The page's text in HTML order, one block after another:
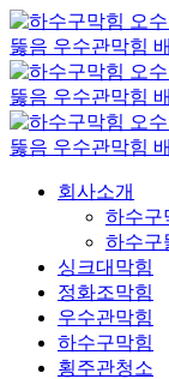
콘
텐
츠
로
건
너
회사소개
하수구
하수구
싱크대막힘
정화조막힘
우수관막힘
하수구막힘
횡주관청소